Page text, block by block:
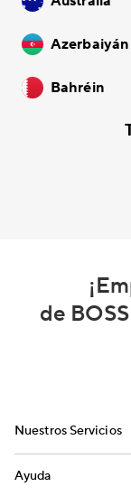
Azerbaiyán
Bahréin
de
Nuestros Servicios
Ayuda